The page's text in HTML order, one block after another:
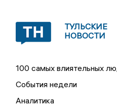
ТУЛЬСКИЕ
НОВОСТИ
100 самых влиятельных
События недели
Аналитика